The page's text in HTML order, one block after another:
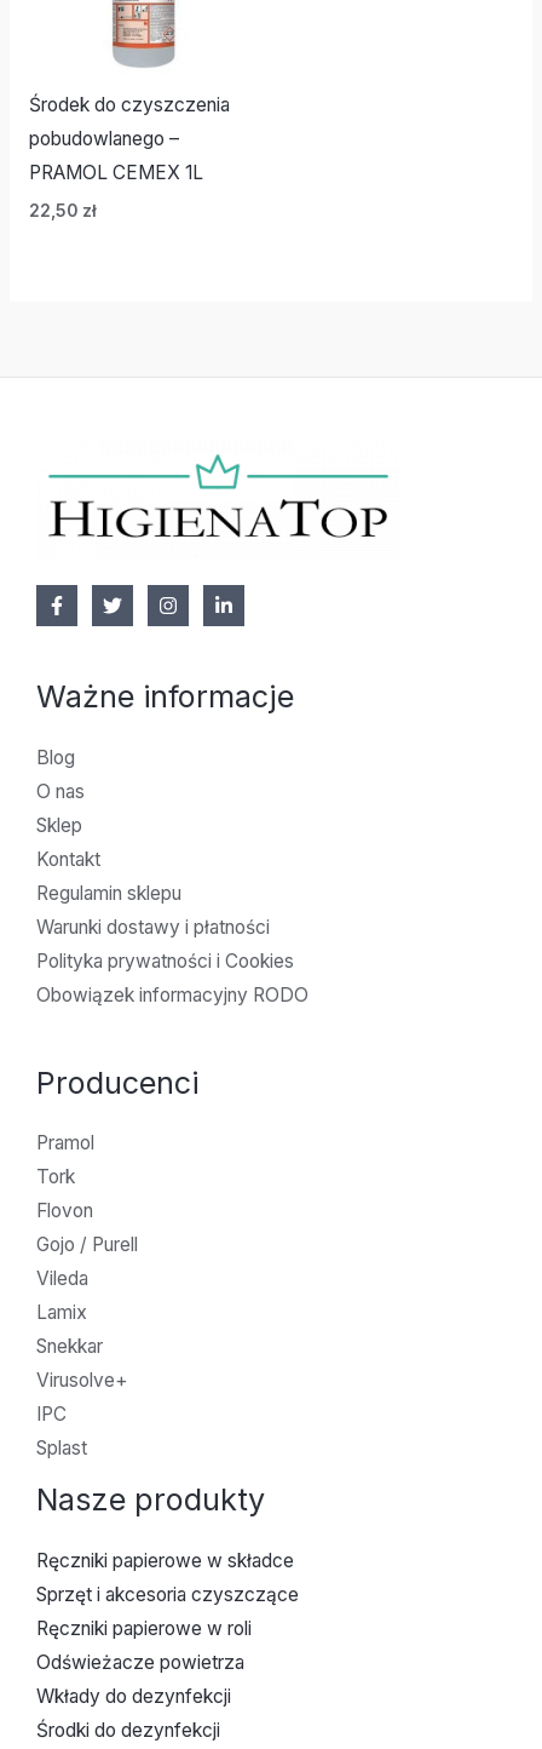
Środek do czyszczenia
pobudowlanego –
PRAMOL CEMEX 1L
22,50 zł
Ważne informacje
Blog
O nas
Sklep
Kontakt
Regulamin sklepu
Warunki dostawy i płatności
Polityka prywatności i Cookies
Obowiązek informacyjny RODO
Producenci
Pramol
Tork
Flovon
Gojo / Purell
Vileda
Lamix
Snekkar
Virusolve+
IPC
Splast
Nasze produkty
Ręczniki papierowe w składce
Sprzęt i akcesoria czyszczące
Ręczniki papierowe w roli
Odświeżacze powietrza
Wkłady do dezynfekcji
Środki do dezynfekcji